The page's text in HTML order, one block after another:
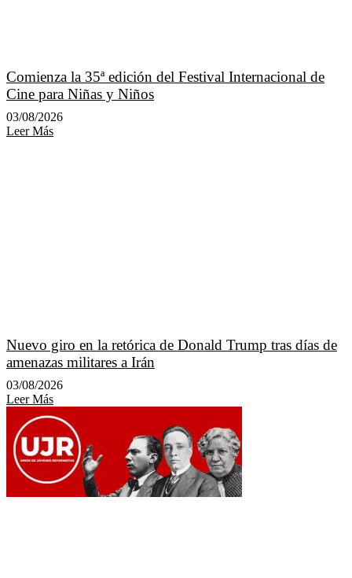
Comienza la 35ª edición del Festival Internacional de
Cine para Niñas y Niños
03/08/2026
Leer Más
Nuevo giro en la retórica de Donald Trump tras días de
amenazas militares a Irán
03/08/2026
Leer Más